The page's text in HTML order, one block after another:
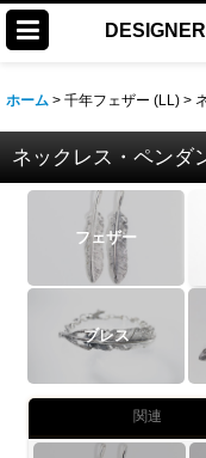
ホーム > 千年フェザー (LL) >
ネックレス・ペンダ
フェザー
ブレス
関連